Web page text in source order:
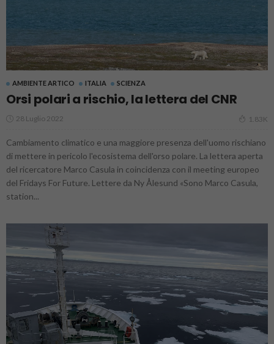
AMBIENTE ARTICO ITALIA SCIENZA
Orsi polari a rischio, la lettera del CNR
28 Luglio 2022 1.83K
Cambiamento climatico e una maggiore presenza dell'uomo rischiano
di mettere in pericolo l'ecosistema dell'orso polare. La lettera aperta
del ricercatore Marco Casula in coincidenza con il meeting europeo
del Fridays For Future. Lettere da Ny Ålesund «Sono Marco Casula,
station...